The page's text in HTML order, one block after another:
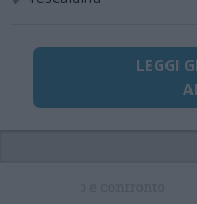
LEGGI